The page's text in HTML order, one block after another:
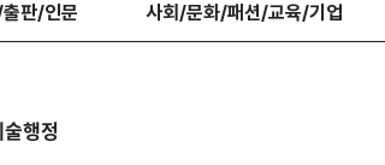
판/인문 사회/문화/패션/교육/기업
행정